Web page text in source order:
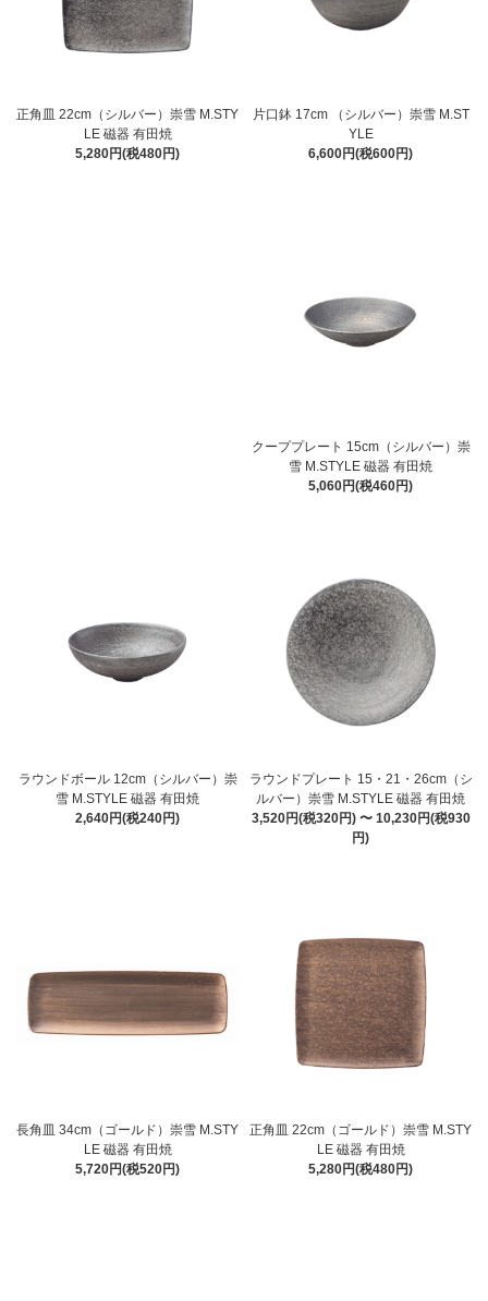
正角皿 22cm（シルバー）崇雪 M.STY
LE 磁器 有田焼
5,280円(税480円)
片口鉢 17cm （シルバー）崇雪 M.ST
YLE
6,600円(税600円)
クーププレート 15cm（シルバー）崇
雪 M.STYLE 磁器 有田焼
5,060円(税460円)
ラウンドボール 12cm（シルバー）崇
雪 M.STYLE 磁器 有田焼
2,640円(税240円)
ラウンドプレート 15・21・26cm（シ
ルバー）崇雪 M.STYLE 磁器 有田焼
3,520円(税320円) 〜 10,230円(税930
円)
長角皿 34cm（ゴールド）崇雪 M.STY
LE 磁器 有田焼
5,720円(税520円)
正角皿 22cm（ゴールド）崇雪 M.STY
LE 磁器 有田焼
5,280円(税480円)